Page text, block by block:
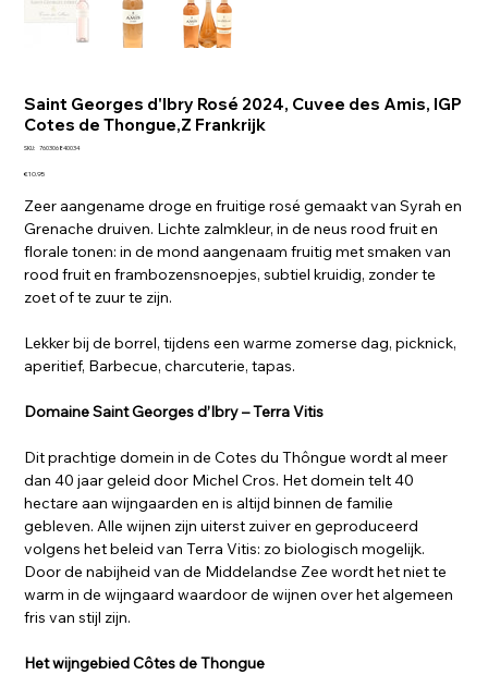
Saint Georges d'Ibry Rosé 2024, Cuvee des Amis, IGP
Cotes de Thongue,Z Frankrijk
SKU:
SKU
760306840034
Price
€10.95
Zeer aangename droge en fruitige rosé gemaakt van Syrah en
Grenache druiven. Lichte zalmkleur, in de neus rood fruit en
florale tonen: in de mond aangenaam fruitig met smaken van
rood fruit en frambozensnoepjes, subtiel kruidig, zonder te
zoet of te zuur te zijn.
Lekker bij de borrel, tijdens een warme zomerse dag, picknick,
aperitief, Barbecue, charcuterie, tapas.
Domaine Saint Georges d’Ibry – Terra Vitis
Dit prachtige domein in de Cotes du Thôngue wordt al meer
dan 40 jaar geleid door Michel Cros. Het domein telt 40
hectare aan wijngaarden en is altijd binnen de familie
gebleven. Alle wijnen zijn uiterst zuiver en geproduceerd
volgens het beleid van Terra Vitis: zo biologisch mogelijk.
Door de nabijheid van de Middelandse Zee wordt het niet te
warm in de wijngaard waardoor de wijnen over het algemeen
fris van stijl zijn.
Het wijngebied Côtes de Thongue